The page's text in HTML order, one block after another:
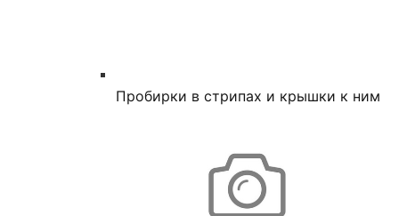
Пробирки в стрипах и крышки к ним